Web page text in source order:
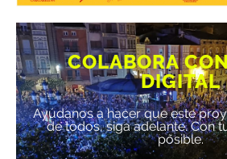
COLABORA
DIGITAL
Ayúdanos a hacer que este
de todos, siga adelante. Con
posible.